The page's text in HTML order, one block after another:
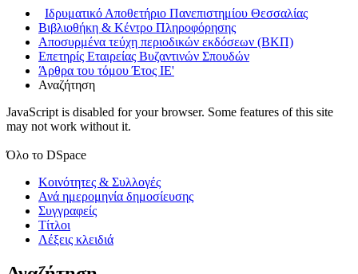
Ιδρυματικό Αποθετήριο Πανεπιστημίου Θεσσαλίας
Βιβλιοθήκη & Κέντρο Πληροφόρησης
Αποσυρμένα τεύχη περιοδικών εκδόσεων (ΒΚΠ)
Επετηρίς Εταιρείας Βυζαντινών Σπουδών
Άρθρα του τόμου Έτος ΙΕ'
Αναζήτηση
JavaScript is disabled for your browser. Some features of this site
may not work without it.
Όλο το DSpace
Κοινότητες & Συλλογές
Ανά ημερομηνία δημοσίευσης
Συγγραφείς
Τίτλοι
Λέξεις κλειδιά